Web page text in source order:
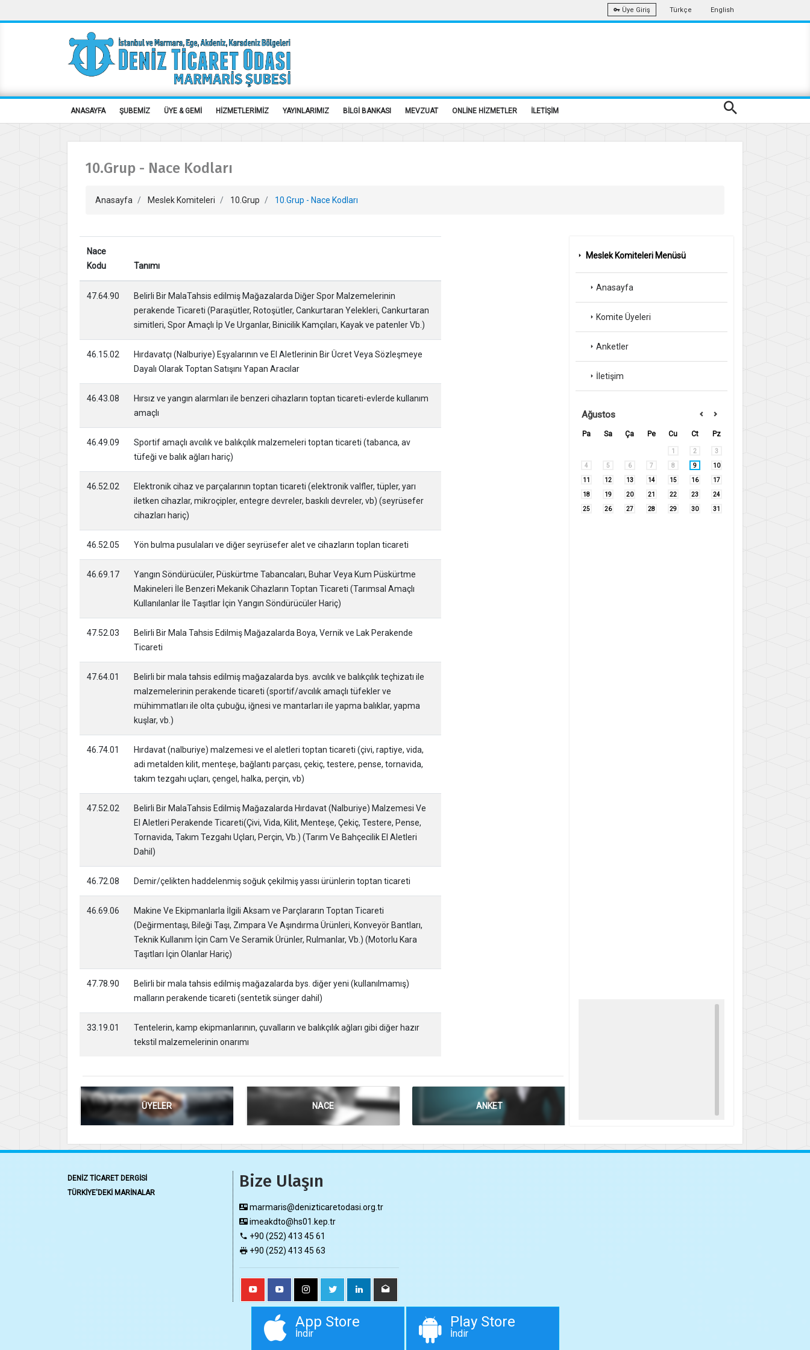
Üye Giriş Türkçe English
ANASAYFA ŞUBEMİZ ÜYE & GEMİ HİZMETLERİMİZ YAYINLARIMIZ BİLGİ BANKASI MEVZUAT ONLİNE HİZMETLER İLETİŞİM
10.Grup - Nace Kodları
Anasayfa Meslek Komiteleri 10.Grup 10.Grup - Nace Kodları
Nace
Kodu
Tanımı
47.64.90
Belirli Bir MalaTahsis edilmiş Mağazalarda Diğer Spor Malzemelerinin
perakende Ticareti (Paraşütler, Rotoşütler, Cankurtaran Yelekleri, Cankurtaran
simitleri, Spor Amaçlı İp Ve Urganlar, Binicilik Kamçıları, Kayak ve patenler Vb.)
46.15.02
Hırdavatçı (Nalburiye) Eşyalarının ve El Aletlerinin Bir Ücret Veya Sözleşmeye
Dayalı Olarak Toptan Satışını Yapan Aracılar
46.43.08
Hırsız ve yangın alarmları ile benzeri cihazların toptan ticareti-evlerde kullanım
amaçlı
46.49.09
Sportif amaçlı avcılık ve balıkçılık malzemeleri toptan ticareti (tabanca, av
tüfeği ve balık ağları hariç)
46.52.02
Elektronik cihaz ve parçalarının toptan ticareti (elektronik valfler, tüpler, yarı
iletken cihazlar, mikroçipler, entegre devreler, baskılı devreler, vb) (seyrüsefer
cihazları hariç)
46.52.05 Yön bulma pusulaları ve diğer seyrüsefer alet ve cihazların toplan ticareti
46.69.17
Yangın Söndürücüler, Püskürtme Tabancaları, Buhar Veya Kum Püskürtme
Makineleri İle Benzeri Mekanik Cihazların Toptan Ticareti (Tarımsal Amaçlı
Kullanılanlar İle Taşıtlar İçin Yangın Söndürücüler Hariç)
47.52.03
Belirli Bir Mala Tahsis Edilmiş Mağazalarda Boya, Vernik ve Lak Perakende
Ticareti
47.64.01
Belirli bir mala tahsis edilmiş mağazalarda bys. avcılık ve balıkçılık teçhizatı ile
malzemelerinin perakende ticareti (sportif/avcılık amaçlı tüfekler ve
mühimmatları ile olta çubuğu, iğnesi ve mantarları ile yapma balıklar, yapma
kuşlar, vb.)
46.74.01
Hırdavat (nalburiye) malzemesi ve el aletleri toptan ticareti (çivi, raptiye, vida,
adi metalden kilit, menteşe, bağlantı parçası, çekiç, testere, pense, tornavida,
takım tezgahı uçları, çengel, halka, perçin, vb)
47.52.02
Belirli Bir MalaTahsis Edilmiş Mağazalarda Hırdavat (Nalburiye) Malzemesi Ve
El Aletleri Perakende Ticareti(Çivi, Vida, Kilit, Menteşe, Çekiç, Testere, Pense,
Tornavida, Takım Tezgahı Uçları, Perçin, Vb.) (Tarım Ve Bahçecilik El Aletleri
Dahil)
46.72.08 Demir/çelikten haddelenmiş soğuk çekilmiş yassı ürünlerin toptan ticareti
46.69.06
Makine Ve Ekipmanlarla İlgili Aksam ve Parçlararın Toptan Ticareti
(Değirmentaşı, Bileği Taşı, Zımpara Ve Aşındırma Ürünleri, Konveyör Bantları,
Teknik Kullanım İçin Cam Ve Seramik Ürünler, Rulmanlar, Vb.) (Motorlu Kara
Taşıtları İçin Olanlar Hariç)
47.78.90
Belirli bir mala tahsis edilmiş mağazalarda bys. diğer yeni (kullanılmamış)
malların perakende ticareti (sentetik sünger dahil)
33.19.01
Tentelerin, kamp ekipmanlarının, çuvalların ve balıkçılık ağları gibi diğer hazır
tekstil malzemelerinin onarımı
ÜYELER NACE ANKET
Meslek Komiteleri Menüsü
Anasayfa
Komite Üyeleri
Anketler
İletişim
Ağustos
Pa Sa Ça Pe Cu Ct Pz
1 2 3
4 5 6 7 8 9 10
11 12 13 14 15 16 17
18 19 20 21 22 23 24
25 26 27 28 29 30 31
DENİZ TİCARET DERGİSİ
TÜRKİYE'DEKİ MARİNALAR
Bize Ulaşın
marmaris@denizticaretodasi.org.tr
imeakdto@hs01.kep.tr
+90 (252) 413 45 61
+90 (252) 413 45 63
App Store
İndir
Play Store
İndir